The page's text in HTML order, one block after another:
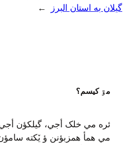
گیلان به استان البرز
→
مۊ کيسم؟
ئره مي خلک أجي، گيلکؤن
مي همأ همزبؤنن ؤ يٚکته